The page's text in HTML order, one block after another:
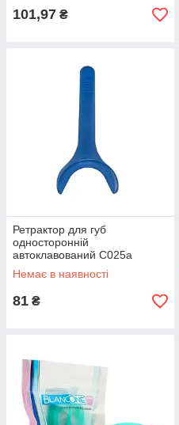
101,97 ₴
Ретрактор для губ
односторонній
автоклавований C025а
(дорослий)
Немає в наявності
81 ₴